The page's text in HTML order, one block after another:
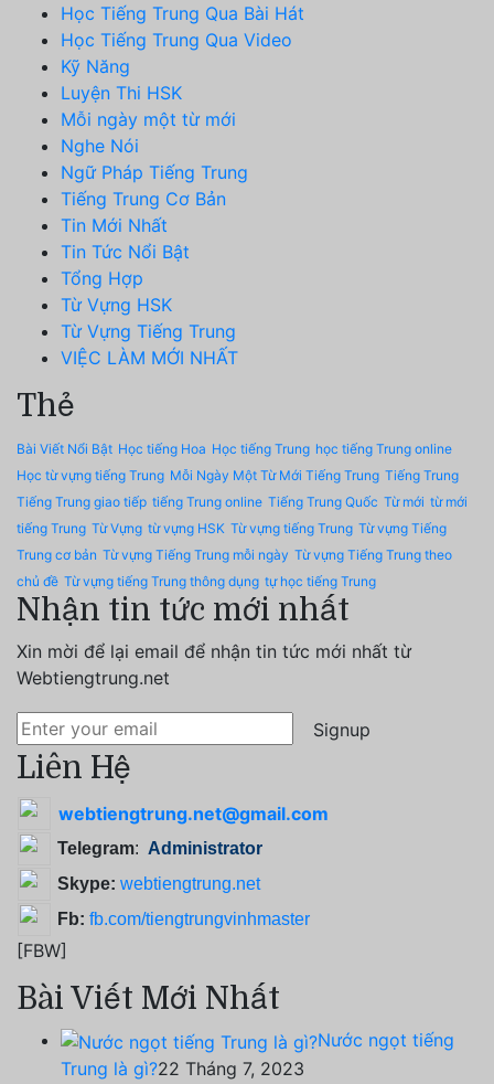
Học Tiếng Trung Qua Bài Hát
Học Tiếng Trung Qua Video
Kỹ Năng
Luyện Thi HSK
Mỗi ngày một từ mới
Nghe Nói
Ngữ Pháp Tiếng Trung
Tiếng Trung Cơ Bản
Tin Mới Nhất
Tin Tức Nổi Bật
Tổng Hợp
Từ Vựng HSK
Từ Vựng Tiếng Trung
VIỆC LÀM MỚI NHẤT
Thẻ
Bài Viết Nổi Bật Học tiếng Hoa Học tiếng Trung học tiếng Trung online
Học từ vựng tiếng Trung Mỗi Ngày Một Từ Mới Tiếng Trung Tiếng Trung
Tiếng Trung giao tiếp tiếng Trung online Tiếng Trung Quốc Từ mới từ mới
tiếng Trung Từ Vựng từ vựng HSK Từ vựng tiếng Trung Từ vựng Tiếng
Trung cơ bản Từ vựng Tiếng Trung mỗi ngày Từ vựng Tiếng Trung theo
chủ đề Từ vựng tiếng Trung thông dụng tự học tiếng Trung
Nhận tin tức mới nhất
Xin mời để lại email để nhận tin tức mới nhất từ
Webtiengtrung.net
Signup
Liên Hệ
webtiengtrung.net@gmail.com
Telegram: Administrator
Skype: webtiengtrung.net
Fb: fb.com/tiengtrungvinhmaster
[FBW]
Bài Viết Mới Nhất
Nước ngọt tiếng
Trung là gì?22 Tháng 7, 2023